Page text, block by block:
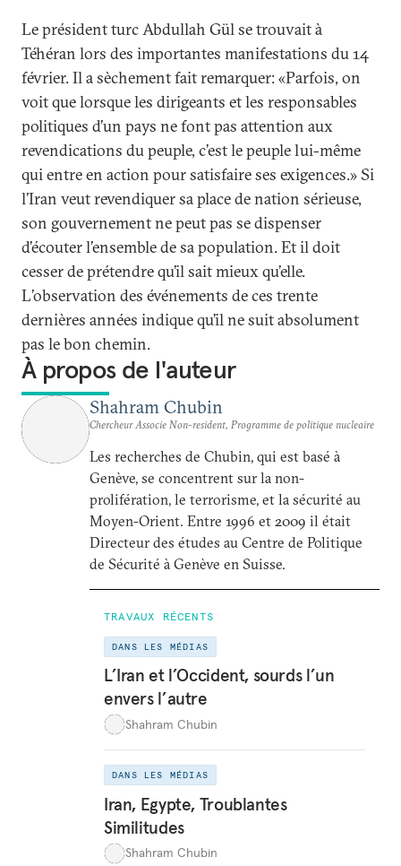
Le président turc Abdullah Gül se trouvait à
Téhéran lors des importantes manifestations du 14
février. Il a sèchement fait remarquer: «Parfois, on
voit que lorsque les dirigeants et les responsables
politiques d’un pays ne font pas attention aux
revendications du peuple, c’est le peuple lui-même
qui entre en action pour satisfaire ses exigences.» Si
l’Iran veut revendiquer sa place de nation sérieuse,
son gouvernement ne peut pas se dispenser
d’écouter l’ensemble de sa population. Et il doit
cesser de prétendre qu’il sait mieux qu’elle.
L’observation des événements de ces trente
dernières années indique qu’il ne suit absolument
pas le bon chemin.
À propos de l'auteur
Shahram Chubin
Chercheur Associe Non-resident, Programme de politique nucleaire
Les recherches de Chubin, qui est basé à
Genève, se concentrent sur la non-
prolifération, le terrorisme, et la sécurité au
Moyen-Orient. Entre 1996 et 2009 il était
Directeur des études au Centre de Politique
de Sécurité à Genève en Suisse.
TRAVAUX RÉCENTS
DANS LES MÉDIAS
L’Iran et l’Occident, sourds l’un
envers l’autre
Shahram Chubin
DANS LES MÉDIAS
Iran, Egypte, Troublantes
Similitudes
Shahram Chubin